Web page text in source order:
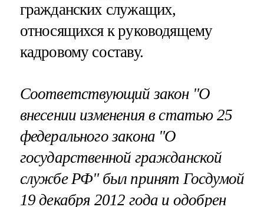
гражданских служащих,
относящихся к руководящему
кадровому составу.
Соответствующий закон "О
внесении изменения в статью 25
федерального закона "О
государственной гражданской
службе РФ" был принят Госдумой
19 декабря 2012 года и одобрен